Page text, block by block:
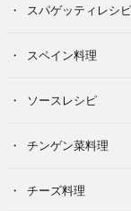
スパゲッティレシピ
スペイン料理
ソースレシピ
チンゲン菜料理
チーズ料理